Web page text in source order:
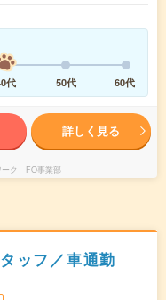
代 50代 60代
詳しく見る
ーク FO事業部
ッフ／車通勤